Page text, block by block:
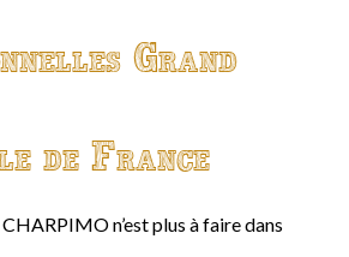
Grand
de France
n’est plus à faire dans